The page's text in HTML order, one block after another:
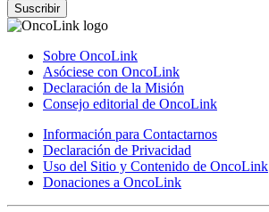
Suscribir
Sobre OncoLink
Asóciese con OncoLink
Declaración de la Misión
Consejo editorial de OncoLink
Información para Contactarnos
Declaración de Privacidad
Uso del Sitio y Contenido de OncoLink
Donaciones a OncoLink